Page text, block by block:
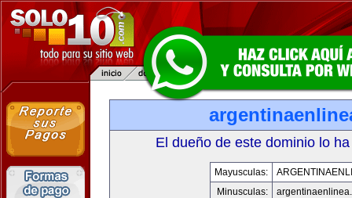
El dueño de este dominio lo
Mayusculas:
Minusculas: